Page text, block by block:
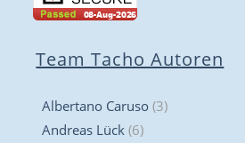
Team Tacho Autoren
Albertano Caruso (3)
Andreas Lück (6)